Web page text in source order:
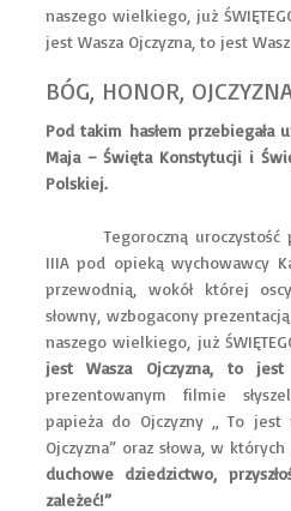
naszego wielkiego, już
jest Wasza Ojczyzna, to jest
BÓG, HONOR,
Pod takim hasłem przebiegała
Maja – Święta Konstytucji i
Polskiej.
Tegoroczną uroczystość
IIIA pod opieką wychowawcy
przewodnią, wokół której
słowny, wzbogacony
naszego wielkiego, już
jest Wasza Ojczyzna, to
prezentowanym filmie
papieża do Ojczyzny „ To
Ojczyzna” oraz słowa, w
duchowe dziedzictwo,
zależeć!”